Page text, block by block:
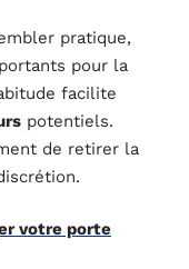
pratique,
pour la
facilite
potentiels.
de retirer la
votre porte